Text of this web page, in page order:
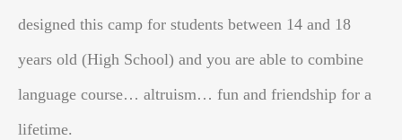
designed this camp for students between 14 and 18
years old (High School) and you are able to combine
language course… altruism… fun and friendship for a
lifetime.